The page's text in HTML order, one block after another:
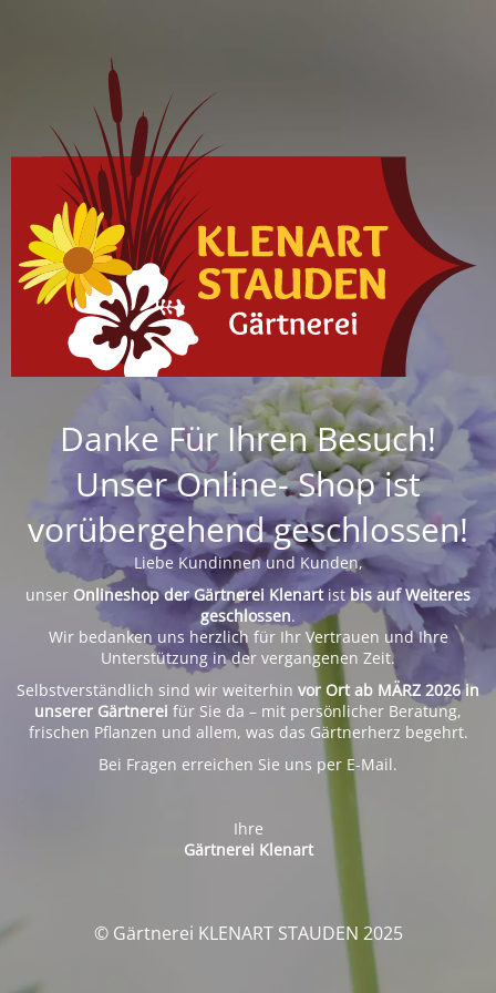
Danke Für Ihren Besuch!
Unser Online- Shop ist
vorübergehend geschlossen!
Liebe Kundinnen und Kunden,
unser Onlineshop der Gärtnerei Klenartistbis auf Weiteres
geschlossen.
Wir bedanken uns herzlich für Ihr Vertrauen und Ihre
Unterstützung in der vergangenen Zeit.
Selbstverständlich sind wir weiterhin vor Ort ab MÄRZ 2026 in
unserer Gärtnerei für Sie da – mit persönlicher Beratung,
frischen Pflanzen und allem, was das Gärtnerherz begehrt.
Bei Fragen erreichen Sie uns per E-Mail.
Ihre
Gärtnerei Klenart
© Gärtnerei KLENART STAUDEN 2025